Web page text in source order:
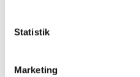
Statistik
Marketing